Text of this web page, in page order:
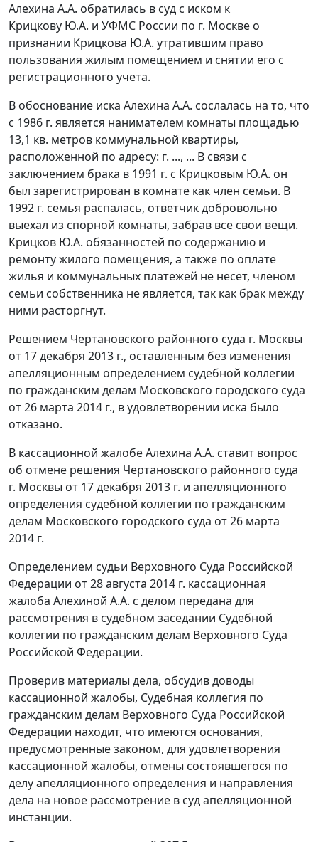
Алехина А.А. обратилась в суд с иском к
Крицкову Ю.А. и УФМС России по г. Москве о
признании Крицкова Ю.А. утратившим право
пользования жилым помещением и снятии его с
регистрационного учета.
В обоснование иска Алехина А.А. сослалась на то, что
с 1986 г. является нанимателем комнаты площадью
13,1 кв. метров коммунальной квартиры,
расположенной по адресу: г. ..., ... В связи с
заключением брака в 1991 г. с Крицковым Ю.А. он
был зарегистрирован в комнате как член семьи. В
1992 г. семья распалась, ответчик добровольно
выехал из спорной комнаты, забрав все свои вещи.
Крицков Ю.А. обязанностей по содержанию и
ремонту жилого помещения, а также по оплате
жилья и коммунальных платежей не несет, членом
семьи собственника не является, так как брак между
ними расторгнут.
Решением Чертановского районного суда г. Москвы
от 17 декабря 2013 г., оставленным без изменения
апелляционным определением судебной коллегии
по гражданским делам Московского городского суда
от 26 марта 2014 г., в удовлетворении иска было
отказано.
В кассационной жалобе Алехина А.А. ставит вопрос
об отмене решения Чертановского районного суда
г. Москвы от 17 декабря 2013 г. и апелляционного
определения судебной коллегии по гражданским
делам Московского городского суда от 26 марта
2014 г.
Определением судьи Верховного Суда Российской
Федерации от 28 августа 2014 г. кассационная
жалоба Алехиной А.А. с делом передана для
рассмотрения в судебном заседании Судебной
коллегии по гражданским делам Верховного Суда
Российской Федерации.
Проверив материалы дела, обсудив доводы
кассационной жалобы, Судебная коллегия по
гражданским делам Верховного Суда Российской
Федерации находит, что имеются основания,
предусмотренные законом, для удовлетворения
кассационной жалобы, отмены состоявшегося по
делу апелляционного определения и направления
дела на новое рассмотрение в суд апелляционной
инстанции.